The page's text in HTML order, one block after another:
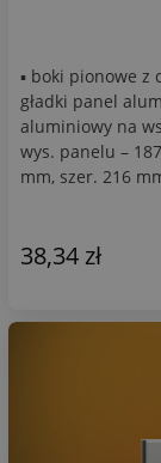
▪ boki pionowe z
gładki panel
aluminiowy na
wys. panelu –
mm, szer. 216
38,34 zł